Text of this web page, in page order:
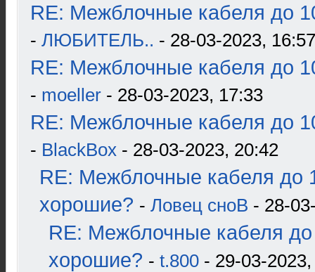
RE: Межблочные кабеля до
- ЛЮБИТЕЛЬ.. - 28-03-2023, 16:57
RE: Межблочные кабеля до
- moeller - 28-03-2023, 17:33
RE: Межблочные кабеля до
- BlackBox - 28-03-2023, 20:42
RE: Межблочные кабеля до
хорошие? - Ловец сноВ - 28-
RE: Межблочные кабеля до
хорошие? - t.800 - 29-03-